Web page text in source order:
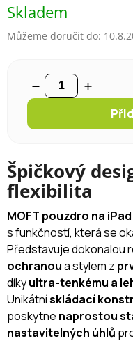
Skladem
Můžeme doručit do:
Špičkový
flexibilita
MOFT pouzdro na iPad
s funkčností, která se
Představuje dokonalou
ochranoua stylem z
díkyultra-tenkému a
Unikátnískládací
poskytne naprostou
nastavitelných úhlů